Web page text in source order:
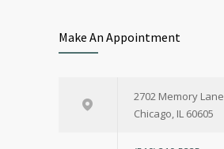
Make An Appointment
2702 Memory Lane
Chicago, IL 60605